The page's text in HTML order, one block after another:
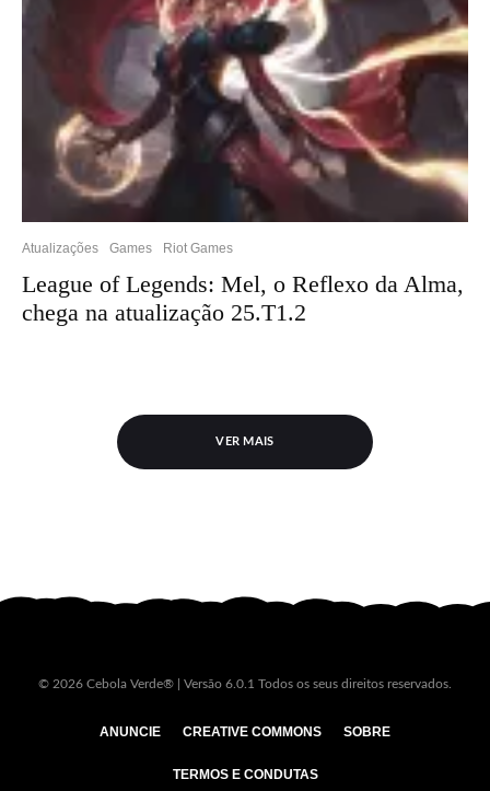
Atualizações Games Riot Games
League of Legends: Mel, o Reflexo da Alma,
chega na atualização 25.T1.2
VER MAIS
© 2026 Cebola Verde® | Versão 6.0.1 Todos os seus direitos reservados.
ANUNCIE CREATIVE COMMONS SOBRE
TERMOS E CONDUTAS